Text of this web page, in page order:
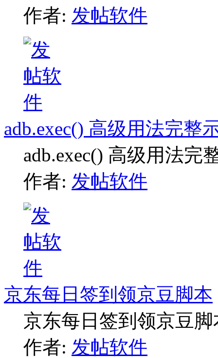
作者: 发帖软件
adb.exec() 高级用法完整
adb.exec() 高级用法完
作者: 发帖软件
京东每日签到领京豆脚本
京东每日签到领京豆脚
作者: 发帖软件